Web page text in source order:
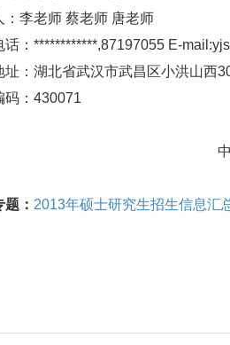
李老师 蔡老师 唐老师
************,87197055 E-
湖北省武汉市武昌区小洪山西
：430071
院武汉物理
： 2013年硕士研究生招生信息汇